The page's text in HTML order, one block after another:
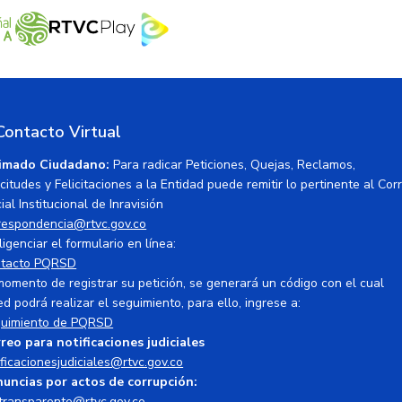
Virtual
Ciudadano: Para radicar Peticiones, Quejas, Reclamos,
y Felicitaciones a la Entidad puede remitir lo pertinente al
Institucional de Inravisión
el formulario en línea:
PQRSD
de registrar su petición, se generará un código con el cual
podrá realizar el seguimiento, para ello, ingrese a:
de PQRSD
para notificaciones judiciales
por actos de corrupción: